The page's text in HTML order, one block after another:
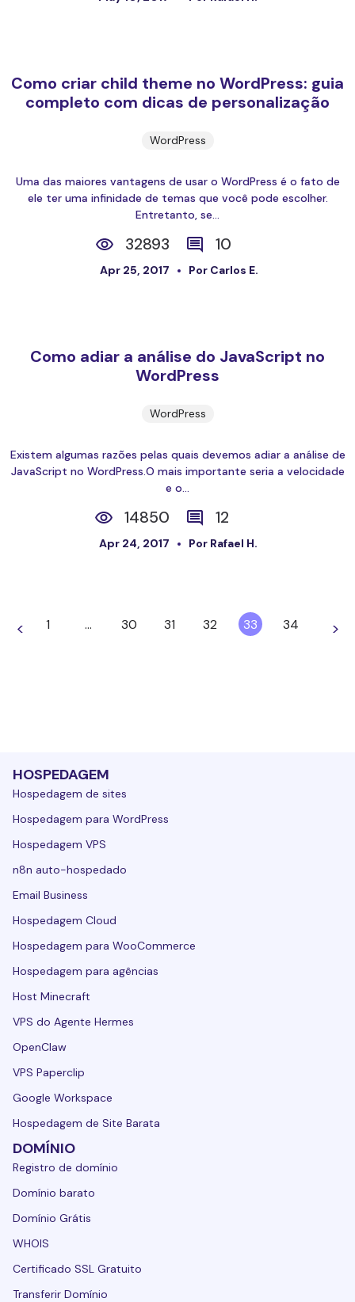
Como criar child theme no WordPress: guia
completo com dicas de personalização
WordPress
Uma das maiores vantagens de usar o WordPress é o fato de
ele ter uma infinidade de temas que você pode escolher.
Entretanto, se...
32893 10
Apr 25, 2017 Por Carlos E.
Como adiar a análise do JavaScript no
WordPress
WordPress
Existem algumas razões pelas quais devemos adiar a análise de
JavaScript no WordPress.O mais importante seria a velocidade
e o...
14850 12
Apr 24, 2017 Por Rafael H.
< 1 … 30 31 32 33 34 >
HOSPEDAGEM
Hospedagem de sites
Hospedagem para WordPress
Hospedagem VPS
n8n auto-hospedado
Email Business
Hospedagem Cloud
Hospedagem para WooCommerce
Hospedagem para agências
Host Minecraft
VPS do Agente Hermes
OpenClaw
VPS Paperclip
Google Workspace
Hospedagem de Site Barata
DOMÍNIO
Registro de domínio
Domínio barato
Domínio Grátis
WHOIS
Certificado SSL Gratuito
Transferir Domínio